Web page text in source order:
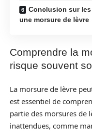
Conclusion sur
une morsure de lèvre
Comprendre la
risque souvent
La morsure de lèvre
est essentiel de
partie des morsures de
inattendues, comme